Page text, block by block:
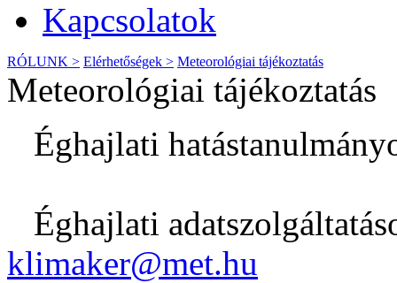
Kapcsolatok
RÓLUNK > Elérhetőségek > Meteorológiai tájékoztatás
Meteorológiai tájékoztatás
Éghajlati
Éghajlati
klimaker@met.hu